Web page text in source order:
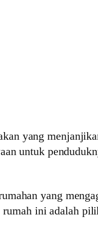
yang
untuk
yang
ini adalah